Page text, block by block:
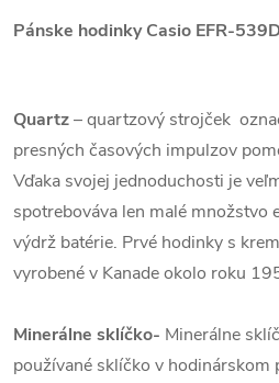
Pánske hodinky Casio EFR-
Quartz– quartzový strojček
presných časových impulzov
Vďaka svojej jednoduchosti je
spotrebováva len malé množstvo
výdrž batérie. Prvé hodinky s
vyrobené v Kanade okolo roku
Minerálne sklíčko- Minerálne
používané sklíčko v hodinárskom